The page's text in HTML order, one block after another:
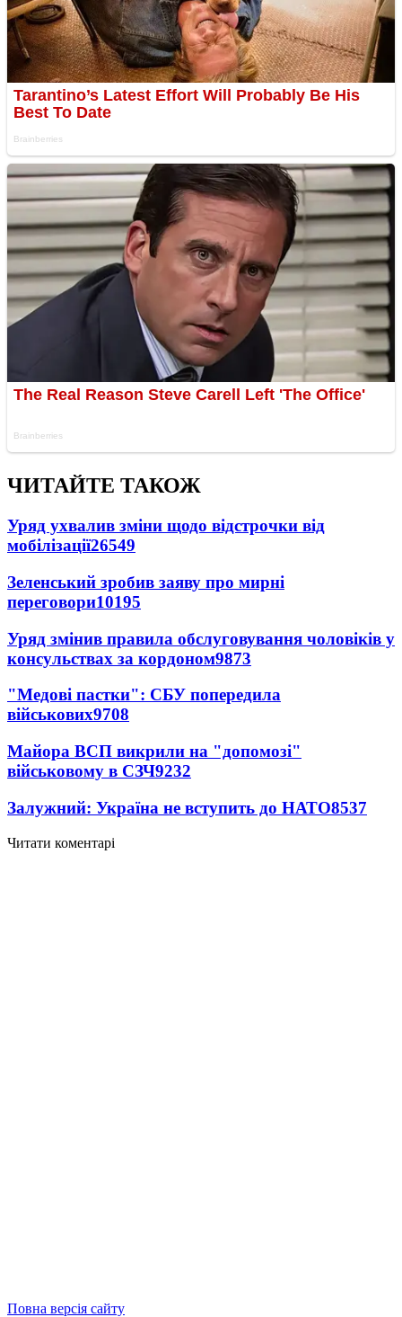
ЧИТАЙТЕ ТАКОЖ
Уряд ухвалив зміни щодо відстрочки від
мобілізації26549
Зеленський зробив заяву про мирні
переговори10195
Уряд змінив правила обслуговування чоловіків у
консульствах за кордоном9873
"Медові пастки": СБУ попередила
військових9708
Майора ВСП викрили на "допомозі"
військовому в СЗЧ9232
Залужний: Україна не вступить до НАТО8537
Читати коментарі
Повна версія сайту